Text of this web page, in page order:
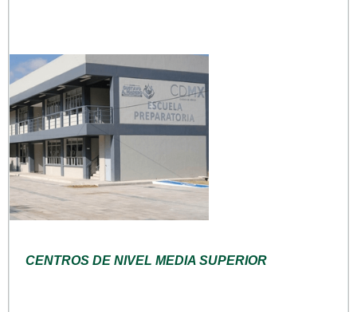
CENTROS DE NIVEL MEDIA SUPERIOR